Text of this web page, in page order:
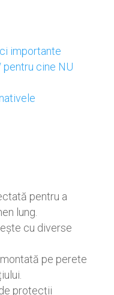
importante
cine NU
pentru a
lung.
cu diverse
pe perete
protecții